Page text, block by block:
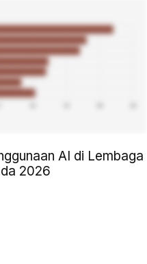
AI di Lembaga
2026